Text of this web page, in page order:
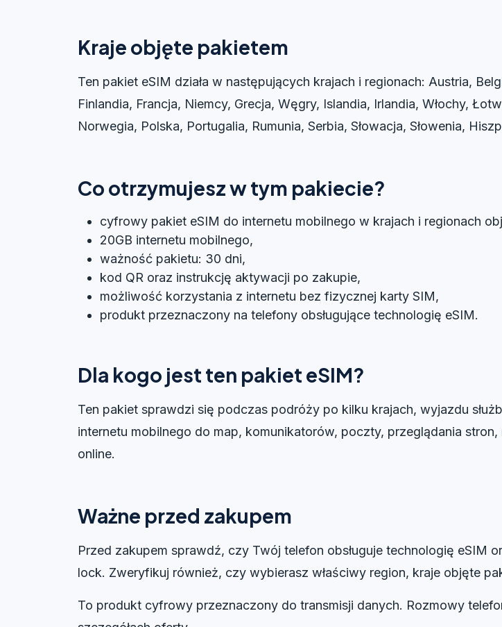
Kraje objęte pakietem
Ten pakiet eSIM działa w następujących krajach i regionach: Austria,
Finlandia, Francja, Niemcy, Grecja, Węgry, Islandia, Irlandia, Włochy,
Norwegia, Polska, Portugalia, Rumunia, Serbia, Słowacja, Słowenia,
Co otrzymujesz w tym pakiecie?
cyfrowy pakiet eSIM do internetu mobilnego w krajach i regionach
20GB internetu mobilnego,
ważność pakietu: 30 dni,
kod QR oraz instrukcję aktywacji po zakupie,
możliwość korzystania z internetu bez fizycznej karty SIM,
produkt przeznaczony na telefony obsługujące technologię eSIM.
Dla kogo jest ten pakiet eSIM?
Ten pakiet sprawdzi się podczas podróży po kilku krajach, wyjazdu
internetu mobilnego do map, komunikatorów, poczty, przeglądania
online.
Ważne przed zakupem
Przed zakupem sprawdź, czy Twój telefon obsługuje technologię eSIM
lock. Zweryfikuj również, czy wybierasz właściwy region, kraje objęte
To produkt cyfrowy przeznaczony do transmisji danych. Rozmowy